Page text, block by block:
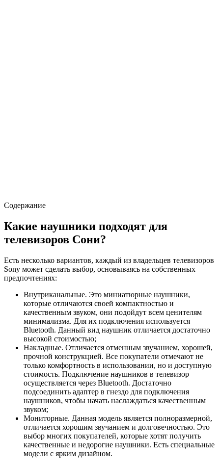
Содержание
Какие наушники подходят для
телевизоров Сони?
Есть несколько вариантов, каждый из владельцев телевизоров
Sony может сделать выбор, основываясь на собственных
предпочтениях:
Внутриканальные. Это миниатюрные наушники,
которые отличаются своей компактностью и
качественным звуком, они подойдут всем ценителям
минимализма. Для их подключения используется
Bluetooth. Данный вид наушник отличается достаточно
высокой стоимостью;
Накладные. Отличается отменным звучанием, хорошей,
прочной конструкцией. Все покупатели отмечают не
только комфортность в использовании, но и доступную
стоимость. Подключение наушников в телевизор
осуществляется через Bluetooth. Достаточно
подсоединить адаптер в гнездо для подключения
наушников, чтобы начать наслаждаться качественным
звуком;
Мониторные. Данная модель является полноразмерной,
отличается хорошим звучанием и долговечностью. Это
выбор многих покупателей, которые хотят получить
качественные и недорогие наушники. Есть специальные
модели с ярким дизайном.